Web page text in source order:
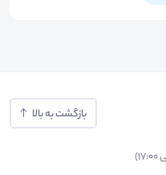
بازگشت به بالا